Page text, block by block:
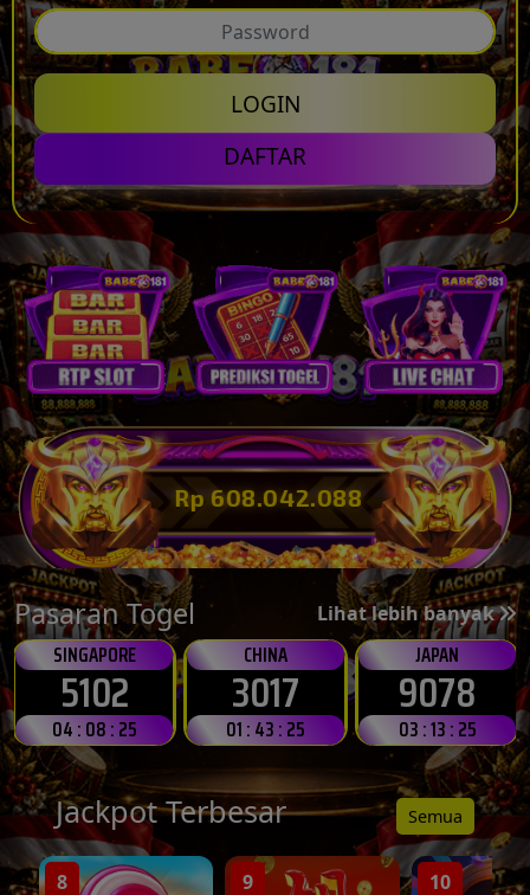
LOGIN
DAFTAR
Rp 608.057.664
Pasaran Togel Lihat lebih banyak
SINGAPORE
5102
04 : 08 : 23
CHINA
3017
01 : 43 : 23
JAPAN
9078
03 : 13 : 23
Jackpot Terbesar Semua
8 9 10
💸